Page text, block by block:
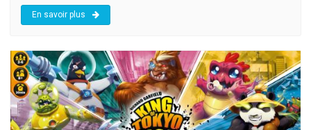
En savoir plus